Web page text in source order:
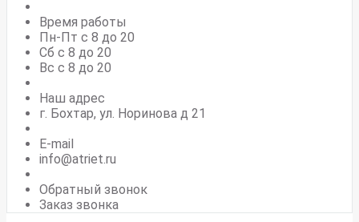
Время работы
Пн-Пт с 8 до 20
Сб с 8 до 20
Вс c 8 до 20
Наш адрес
г. Бохтар, ул. Норинова д 21
E-mail
info@atriet.ru
Обратный звонок
Заказ звонка